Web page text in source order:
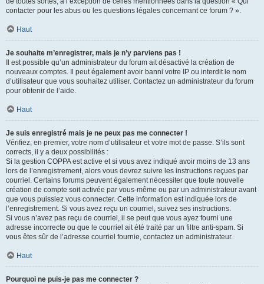
contacter pour les abus ou les questions légales concernant ce forum ? ».
Haut
Je souhaite m’enregistrer, mais je n’y parviens pas !
Il est possible qu’un administrateur du forum ait désactivé la création de
nouveaux comptes. Il peut également avoir banni votre IP ou interdit le nom
d’utilisateur que vous souhaitez utiliser. Contactez un administrateur du forum
pour obtenir de l’aide.
Haut
Je suis enregistré mais je ne peux pas me connecter !
Vérifiez, en premier, votre nom d’utilisateur et votre mot de passe. S’ils sont
corrects, il y a deux possibilités :
Si la gestion COPPA est active et si vous avez indiqué avoir moins de 13 ans
lors de l’enregistrement, alors vous devrez suivre les instructions reçues par
courriel. Certains forums peuvent également nécessiter que toute nouvelle
création de compte soit activée par vous-même ou par un administrateur avant
que vous puissiez vous connecter. Cette information est indiquée lors de
l’enregistrement. Si vous avez reçu un courriel, suivez ses instructions.
Si vous n’avez pas reçu de courriel, il se peut que vous ayez fourni une
adresse incorrecte ou que le courriel ait été traité par un filtre anti-spam. Si
vous êtes sûr de l’adresse courriel fournie, contactez un administrateur.
Haut
Pourquoi ne puis-je pas me connecter ?